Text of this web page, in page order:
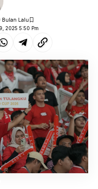
2025 5:50 Pm
Bulan Lalu